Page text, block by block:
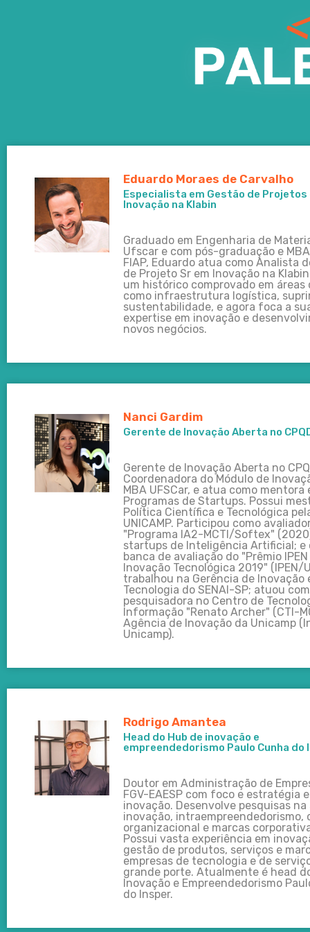
Eduardo Moraes de Carvalho
Especialista em Gestão de Projetos
Inovação na Klabin
Graduado em Engenharia de
Ufscar e com pós-graduação e
FIAP, Eduardo atua como Analista
de Projeto Sr em Inovação na
um histórico comprovado em áreas
como infraestrutura logística,
sustentabilidade, e agora foca a
expertise em inovação e
novos negócios.
Nanci Gardim
Gerente de Inovação Aberta no
Gerente de Inovação Aberta no
Coordenadora do Módulo de
MBA UFSCar, e atua como mentora
Programas de Startups. Possui
Política Científica e Tecnológica
UNICAMP. Participou como
"Programa IA2-MCTI/Softex"
startups de Inteligência Artificial; e
banca de avaliação do "Prêmio
Inovação Tecnológica 2019" (IPEN/
trabalhou na Gerência de Inovação
Tecnologia do SENAI-SP; atuou
pesquisadora no Centro de
Informação "Renato Archer" (CTI-
Agência de Inovação da Unicamp
Unicamp).
Rodrigo Amantea
Head do Hub de inovação e
empreendedorismo Paulo Cunha do
Doutor em Administração de
FGV-EAESP com foco e estratégia e
inovação. Desenvolve pesquisas na
inovação, intraempreendedorismo,
organizacional e marcas
Possui vasta experiência em
gestão de produtos, serviços e
empresas de tecnologia e de
grande porte. Atualmente é head
Inovação e Empreendedorismo
do Insper.